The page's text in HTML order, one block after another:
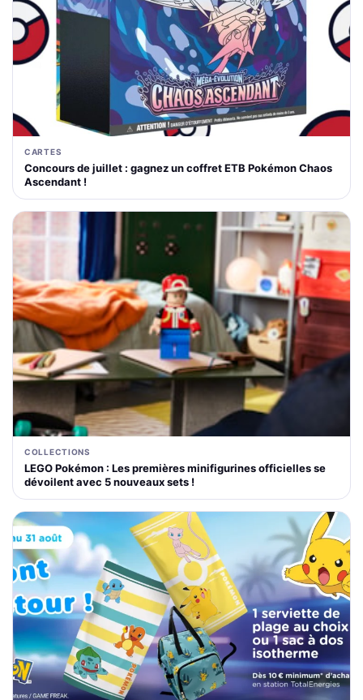
CARTES
Concours de juillet : gagnez un coffret ETB Pokémon Chaos
Ascendant !
COLLECTIONS
LEGO Pokémon : Les premières minifigurines officielles se
dévoilent avec 5 nouveaux sets !